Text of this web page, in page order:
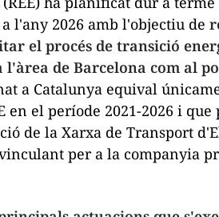
l'any 2026 amb l'objectiu de
el procés de transició
de Barcelona com al
a Catalunya equival
en el període 2021-2026 i
de la Xarxa de Transport
per a la companyia